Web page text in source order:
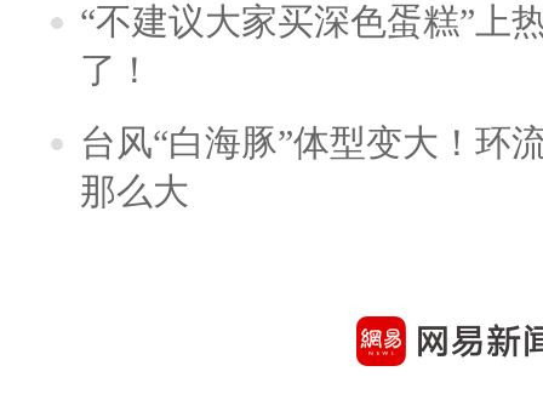
“不建议大家买深色蛋糕”上
了！
台风“白海豚”体型变大！环
那么大